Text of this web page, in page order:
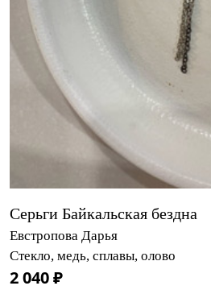
Серьги Байкальская бездна
Евстропова Дарья
Стекло, медь, сплавы, олово
2 040 ₽